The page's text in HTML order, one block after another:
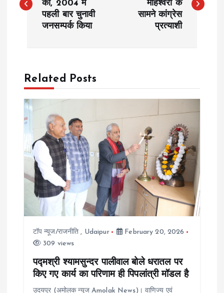
n
a
v
g
t
को, 2004 में
पहली बार चुनावी
जनसम्पर्क किया
माहेश्वरी के
सामने कांग्रेस
प्रत्याशी
Related Posts
टॉप न्यूज/राजनीति , Udaipur
February 20, 2026
309 views
पद्मश्री श्यामसुन्दर पालीवाल बोले धरातल पर
किए गए कार्य का परिणाम ही पिपलांत्री मॉडल है
उदयपुर (अमोलक न्यूज Amolak News)। वाणिज्य एवं